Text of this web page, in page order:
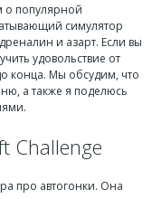
о популярной
симулятор
и азарт. Если вы
удовольствие от
конца. Мы обсудим, что
а также я поделюсь
Challenge
про автогонки. Она